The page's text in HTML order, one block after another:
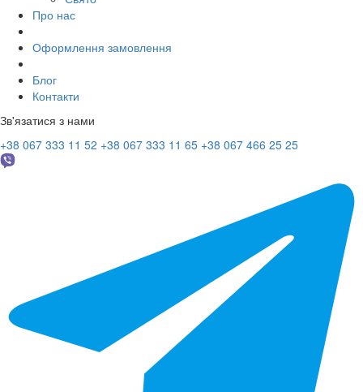
Про нас
Оформлення замовлення
Блог
Контакти
Зв'язатися з нами
+38 067 333 11 52 +38 067 333 11 65 +38 067 466 25 25